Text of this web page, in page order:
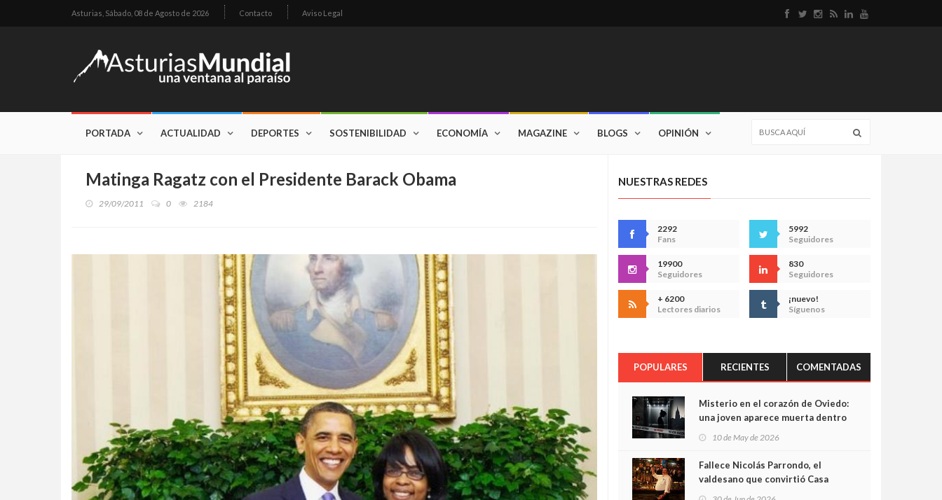
Asturias, Sábado, 08 de Agosto de 2026 Contacto Aviso Legal
PORTADA ACTUALIDAD DEPORTES SOSTENIBILIDAD ECONOMÍA MAGAZINE BLOGS OPINIÓN
Matinga Ragatz con el Presidente Barack Obama
29/09/2011 0 2184
NUESTRAS REDES
2292
Fans
5992
Seguidores
19900
Seguidores
830
Seguidores
+ 6200
Lectores diarios
¡nuevo!
Síguenos
POPULARES RECIENTES COMENTADAS
Misterio en el corazón de Oviedo:
una joven aparece muerta dentro
cámaras captan sus últimos
minutos
10 de May de 2026
Fallece Nicolás Parrondo, el
valdesano que convirtió Casa